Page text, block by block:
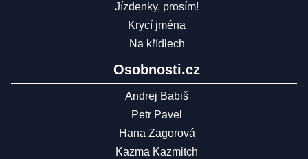
Jízdenky, prosím!
Krycí jména
Na křídlech
Osobnosti.cz
Andrej Babiš
Petr Pavel
Hana Zagorová
Kazma Kazmitch